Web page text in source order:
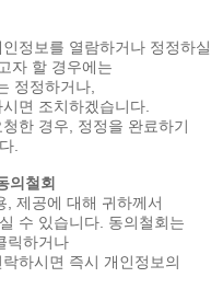
정보를 열람하거나 정정하실
자 할 경우에는
정정하거나,
면 조치하겠습니다.
한 경우, 정정을 완료하기
.
의철회
, 제공에 대해 귀하께서
수 있습니다. 동의철회는
릭하거나
하시면 즉시 개인정보의